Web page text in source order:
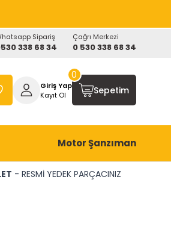
Sipariş
338 68 34
Çağrı Merkezi
0 530 338 68 34
Giriş Yap
Kayıt Ol
Sepetim
0
Motor Şanzıman
- RESMİ YEDEK PARÇACINIZ